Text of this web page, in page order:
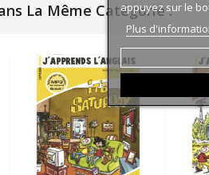
La Même Catégorie :
appuyez sur le
Plus